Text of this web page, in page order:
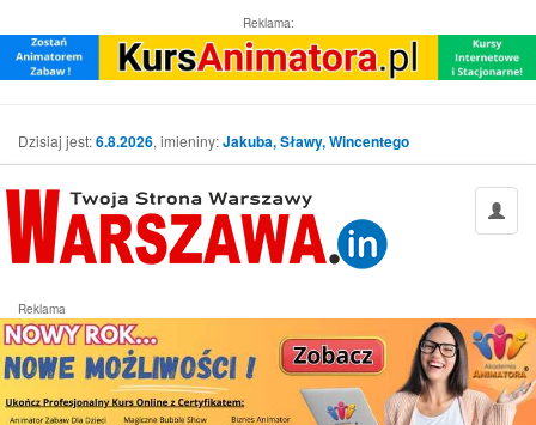
Reklama:
Dzisiaj jest:6.8.2026, imieniny:Jakuba, Sławy, Wincentego
Reklama